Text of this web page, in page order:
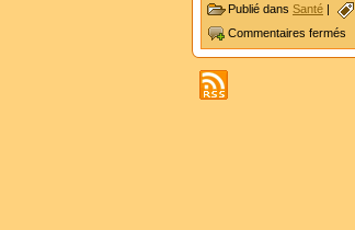
Publié dans Santé |
Commentaires fermés